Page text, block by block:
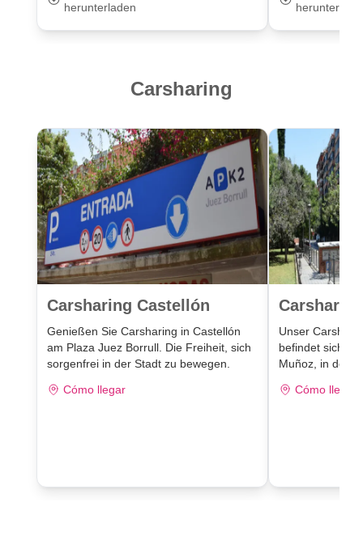
herunterladen
Carsharing
Carsharing Castellón
Genießen Sie Carsharing in Castellón
am Plaza Juez Borrull. Die Freiheit, sich
sorgenfrei in der Stadt zu bewegen.
Cómo llegar
Unser
befindet sich im
Muñoz, in der
Cómo llegar